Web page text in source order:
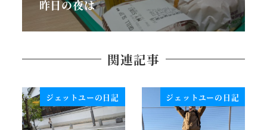
昨日の夜は
関連記事
ジェットユーの日記 ジェットユーの日記